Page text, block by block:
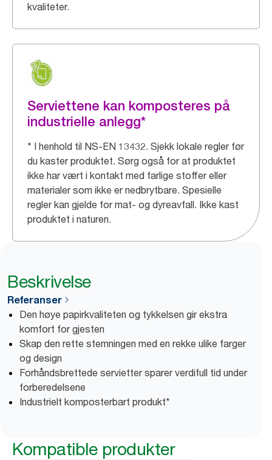
kvaliteter.
Serviettene kan komposteres på
industrielle anlegg*
* I henhold til NS-EN 13432. Sjekk lokale regler før
du kaster produktet. Sørg også for at produktet
ikke har vært i kontakt med farlige stoffer eller
materialer som ikke er nedbrytbare. Spesielle
regler kan gjelde for mat- og dyreavfall. Ikke kast
produktet i naturen.
Beskrivelse
Referanser
Den høye papirkvaliteten og tykkelsen gir ekstra
komfort for gjesten
Skap den rette stemningen med en rekke ulike farger
og design
Forhåndsbrettede servietter sparer verdifull tid under
forberedelsene
Industrielt komposterbart produkt*
Kompatible produkter